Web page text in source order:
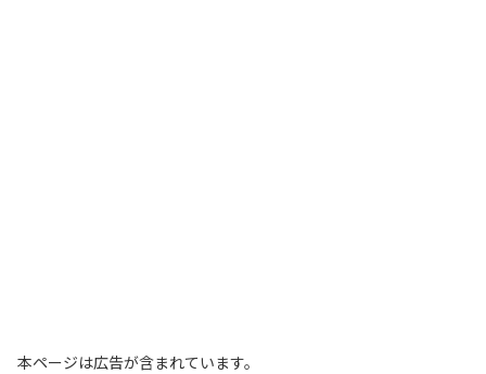
本ページは広告が含まれています。